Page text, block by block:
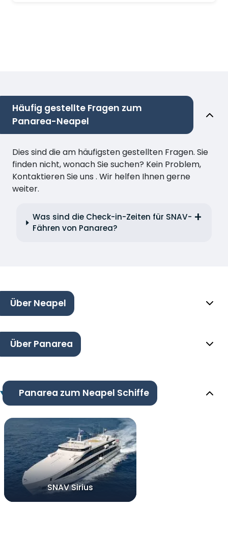
Häufig gestellte Fragen zum
Panarea-Neapel
Dies sind die am häufigsten gestellten Fragen. Sie
finden nicht, wonach Sie suchen? Kein Problem,
Kontaktieren Sie uns . Wir helfen Ihnen gerne
weiter.
Was sind die Check-in-Zeiten für SNAV-
Fähren von Panarea?
Über Neapel
Über Panarea
Panarea zum Neapel Schiffe
SNAV Sirius